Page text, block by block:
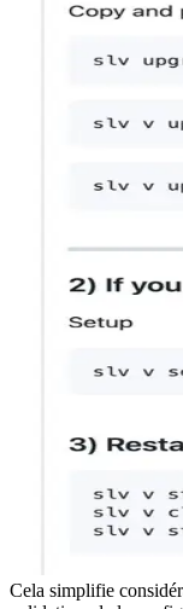
Cela simplifie